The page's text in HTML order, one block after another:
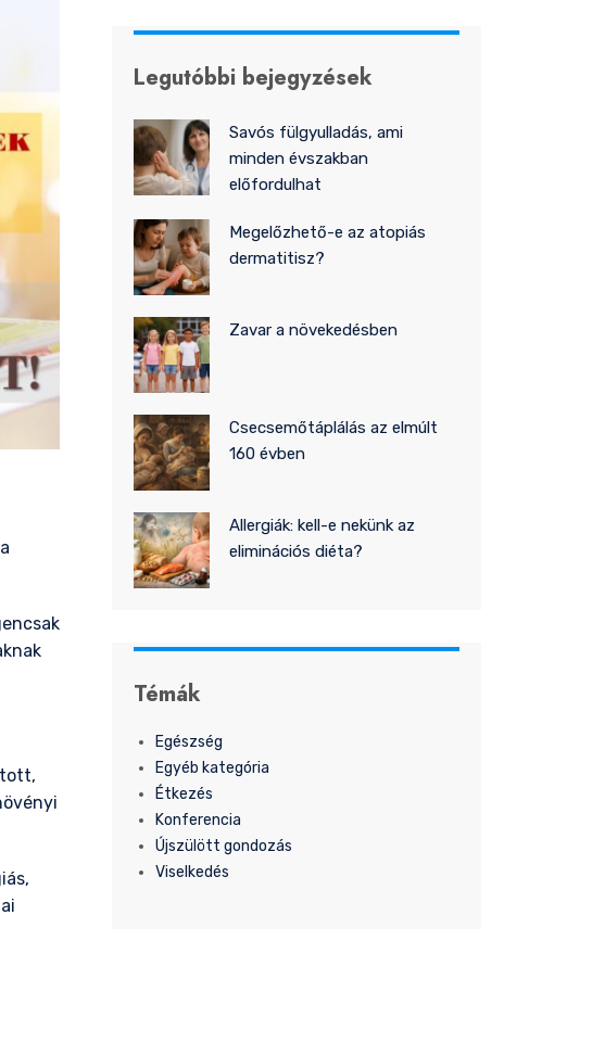
Legutóbbi bejegyzések
Savós fülgyulladás, ami
minden évszakban
előfordulhat
Megelőzhető-e az atopiás
dermatitisz?
Zavar a növekedésben
Csecsemőtáplálás az elmúlt
160 évben
Allergiák: kell-e nekünk az
eliminációs diéta?
Témák
Egészség
Egyéb kategória
Étkezés
Konferencia
Újszülött gondozás
Viselkedés